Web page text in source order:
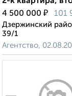
4 500 000 ₽ 101
Дзержинский
39/1
Агентство,